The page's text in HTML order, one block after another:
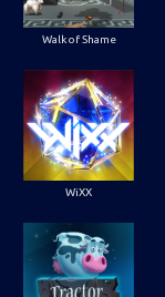
Walk of Shame
WiXX